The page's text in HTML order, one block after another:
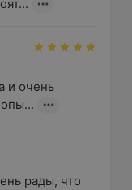
и очень
рады, что